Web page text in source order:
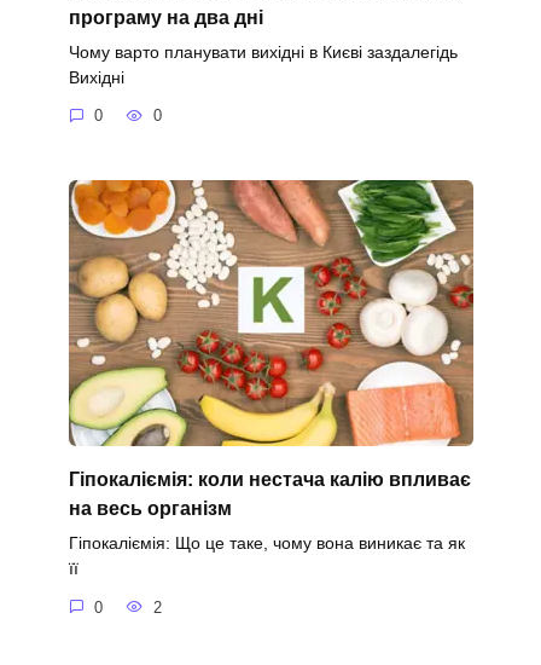
програму на два дні
Чому варто планувати вихідні в Києві заздалегідь
Вихідні
0 0
Гіпокаліємія: коли нестача калію впливає
на весь організм
Гіпокаліємія: Що це таке, чому вона виникає та як
її
0 2